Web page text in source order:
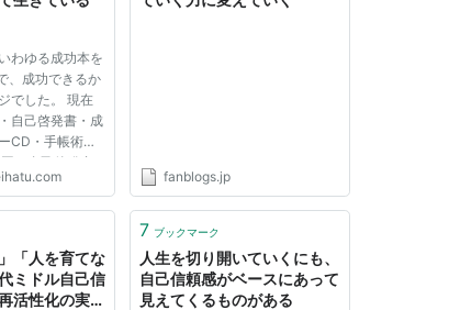
わゆる成功本を
、成功できるか
でした。 現在
自己啓発書・成
CD・手帳術・
の自己啓発書
か『人を動か
マーソンによれ
fanblogs.jp
「人を育てな
ミドル自己信
活性化の実現
7 ブックマーク
人生を切り開いていくにも、
自己信頼感がベースにあって
見えてくるものがある